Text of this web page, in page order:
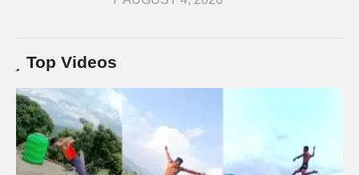
Top Videos